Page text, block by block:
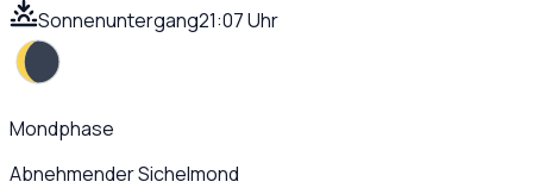
Sonnenuntergang21:07 Uhr
Mondphase
Abnehmender Sichelmond